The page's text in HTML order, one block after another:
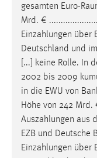
gesamten Euro-
Mrd. €
Einzahlungen über
Deutschland und
[...] keine Rolle. In
2002 bis 2009
in die EWU von
Höhe von 242 Mrd.
Auszahlungen aus
EZB und Deutsche
Einzahlungen über